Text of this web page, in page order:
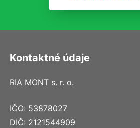
Kontaktné údaje
RIA MONT s. r. o.
IČO: 53878027
DIČ: 2121544909